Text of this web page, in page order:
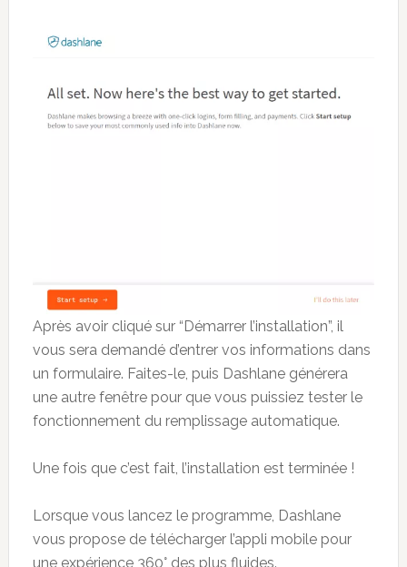
Après avoir cliqué sur “Démarrer l’installation”, il
vous sera demandé d’entrer vos informations dans
un formulaire. Faites-le, puis Dashlane générera
une autre fenêtre pour que vous puissiez tester le
fonctionnement du remplissage automatique.
Une fois que c’est fait, l’installation est terminée !
Lorsque vous lancez le programme, Dashlane
vous propose de télécharger l’appli mobile pour
une expérience 360° des plus fluides.